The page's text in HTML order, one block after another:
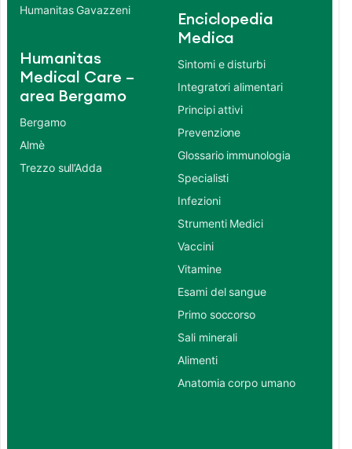
Humanitas Gavazzeni
Humanitas
Medical Care –
area Bergamo
Bergamo
Almè
Trezzo sull’Adda
Enciclopedia
Medica
Sintomi e disturbi
Integratori alimentari
Principi attivi
Prevenzione
Glossario immunologia
Specialisti
Infezioni
Strumenti Medici
Vaccini
Vitamine
Esami del sangue
Primo soccorso
Sali minerali
Alimenti
Anatomia corpo umano